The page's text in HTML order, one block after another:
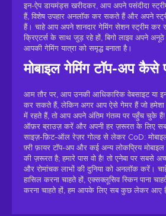
इन-ऐप डायमंड्स खरीदकर, आप अपने पसंदीदा
हैं, विशेष उपहार अनलॉक कर सकते हैं और अपने
हैं। चाहे आप अपने शानदार गेमिंग सेशन स्ट्रीम कर
क्रिएटर्स के साथ जुड़ रहे हों, बिगो लाइव अपने
आपकी गेमिंग यात्रा को समृद्ध बनाता है।
मोबाइल गेमिंग टॉप-अप कैसे
आम तौर पर, आप उनकी आधिकारिक वेबसाइट या
कर सकते हैं, लेकिन अगर आप ऐसे गेमर हैं जो
में रहते हैं, तो आप अपने अंतिम गंतव्य पर पहुँच चुके हैं!
ऑफ़र ब्राउज़ करें और अपनी हर ज़रूरत के लिए
साइज़-फ़िट-ऑल रेज़र गोल्ड से लेकर CoD: मोबाइल,
फ़्री फ़ायर टॉप-अप और कई अन्य लोकप्रिय
की ज़रूरत है; हमारे पास वो है! तो एनेबा पर सबसे
और रोमांचक लाभों की दुनिया को अनलॉक करें।
हासिल करना चाहते हों, एक्सक्लूसिव स्किन पाना
करना चाहते हों, हम आपके लिए सब कुछ लेकर आए